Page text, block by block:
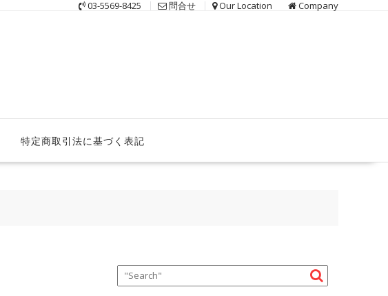
03-5569-8425 問合せ Our Location Company
特定商取引法に基づく表記